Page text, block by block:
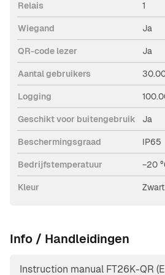
Relais 1
Wiegand Ja
QR-code lezer Ja
Aantal gebruikers
Logging
Geschikt voor buitengebruik Ja
Beschermingsgraad IP65
Bedrijfstemperatuur −20
Kleur Zwart
Info / Handleidingen
Instruction manual FT26K-QR